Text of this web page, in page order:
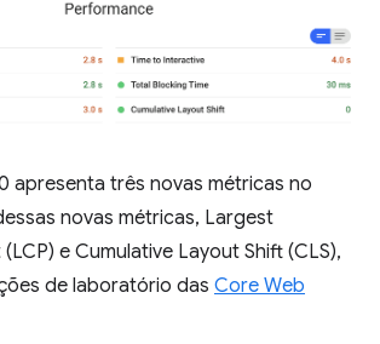
apresenta três novas métricas no
novas métricas, Largest
e Cumulative Layout Shift (CLS),
de laboratório das Core Web